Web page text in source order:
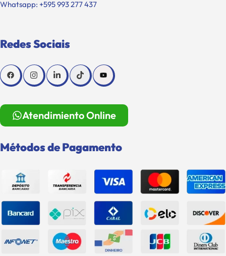
Whatsapp: +595 993 277 437
Redes Sociais
Atendimiento Online
Métodos de Pagamento